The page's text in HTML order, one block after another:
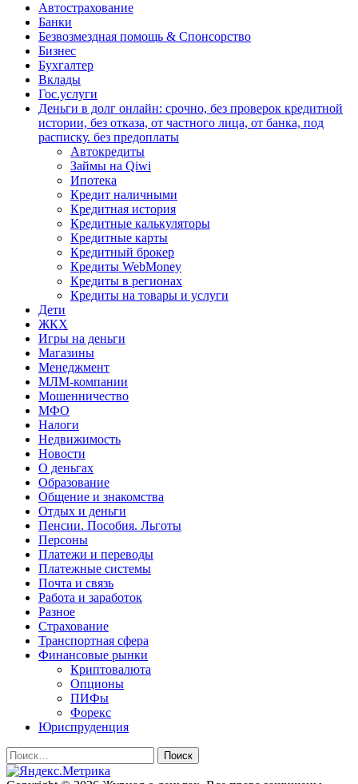
Автострахование
Банки
Безвозмездная помощь & Спонсорство
Бизнес
Бухгалтер
Вклады
Гос.услуги
Деньги в долг онлайн: срочно, без проверок кредитной
истории, без отказа, от частного лица, от банка, под
расписку. без предоплаты
Автокредиты
Займы на Qiwi
Ипотека
Кредит наличными
Кредитная история
Кредитные калькуляторы
Кредитные карты
Кредитный брокер
Кредиты WebMoney
Кредиты в регионах
Кредиты на товары и услуги
Дети
ЖКХ
Игры на деньги
Магазины
Менеджмент
МЛМ-компании
Мошенничество
МФО
Налоги
Недвижимость
Новости
О деньгах
Образование
Общение и знакомства
Отдых и деньги
Пенсии. Пособия. Льготы
Персоны
Платежи и переводы
Платежные системы
Почта и связь
Работа и заработок
Разное
Страхование
Транспортная сфера
Финансовые рынки
Криптовалюта
Опционы
ПИФы
Форекс
Юриспруденция
Найти: